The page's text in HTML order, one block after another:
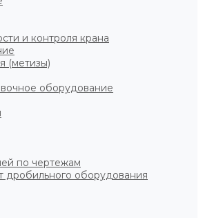
и контроля крана
(метизы)
оборудование
по чертежам
дробильного оборудования